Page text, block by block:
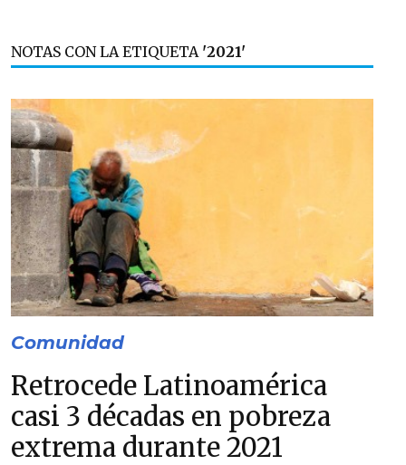
NOTAS CON LA ETIQUETA '2021'
Comunidad
Retrocede Latinoamérica
casi 3 décadas en pobreza
extrema durante 2021